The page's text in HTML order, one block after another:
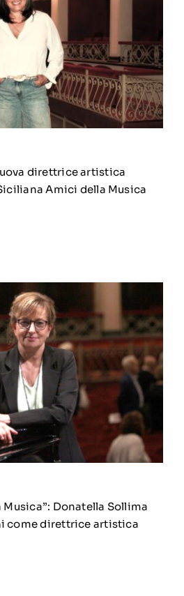
direttrice artistica
Amici della Musica
Musica”: Donatella Sollima
come direttrice artistica